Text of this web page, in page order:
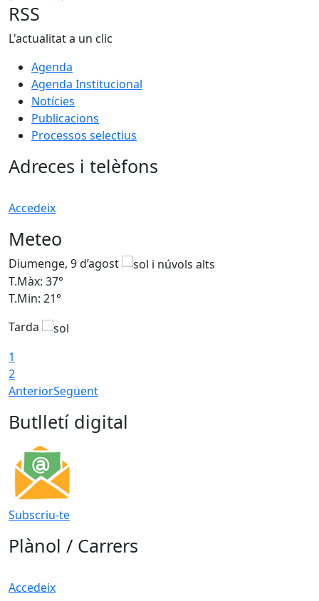
RSS
L'actualitat a un clic
Agenda
Agenda Institucional
Notícies
Publicacions
Processos selectius
Adreces i telèfons
Accedeix
Meteo
Diumenge, 9 d’agost
T.Màx: 37°
T.Min: 21°
Tarda
1
2
AnteriorSegüent
Butlletí digital
Subscriu-te
Plànol / Carrers
Accedeix